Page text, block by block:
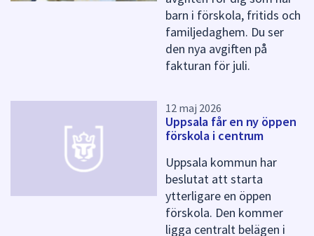
barn i förskola, fritids och
familjedaghem. Du ser
den nya avgiften på
fakturan för juli.
12 maj 2026
Uppsala får en ny öppen
förskola i centrum
Uppsala kommun har
beslutat att starta
ytterligare en öppen
förskola. Den kommer
ligga centralt belägen i